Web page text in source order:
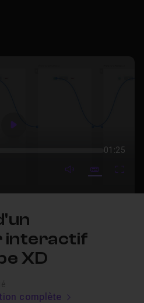
Play
01:25
mute video
Subtitles
interactif
XD
complète